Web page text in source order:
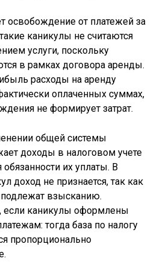
освобождение от платежей за
каникулы не считаются
услуги, поскольку
в рамках договора аренды.
расходы на аренду
оплаченных суммах,
не формирует затрат.
общей системы
доходы в налоговом учете
их уплаты. В
доход не признается, так как
взысканию.
если каникулы оформлены
тогда база по налогу
пропорционально